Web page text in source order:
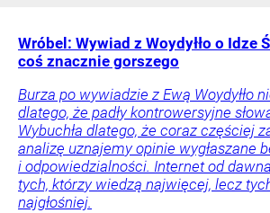
Wróbel: Wywiad z Woydyłło o Idze
coś znacznie gorszego
Burza po wywiadzie z Ewą Woydyłło
dlatego, że padły kontrowersyjne
Wybuchła dlatego, że coraz częściej
analizę uznajemy opinie wygłaszane
i odpowiedzialności. Internet od
tych, którzy wiedzą najwięcej, lecz
najgłośniej.